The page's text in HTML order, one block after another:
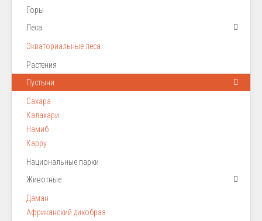
Горы
Леса
Экваториальные леса
Растения
Пустыни
Сахара
Калахари
Намиб
Карру
Национальные парки
Животные
Даман
Африканский дикобраз